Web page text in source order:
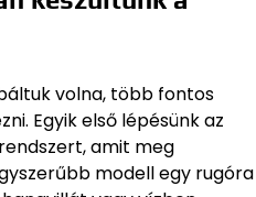
volna, több fontos
Egyik első lépésünk az
amit meg
modell egy rugóra